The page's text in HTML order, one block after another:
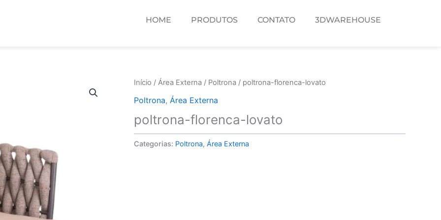
HOME PRODUTOS CONTATO 3DWAREHOUSE
Início / Área Externa / Poltrona / poltrona-florenca-lovato
Poltrona, Área Externa
poltrona-florenca-lovato
Categorias: Poltrona, Área Externa